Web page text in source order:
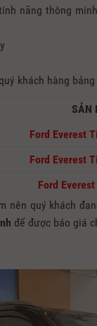
năng thông
khách hàng
SẢN
Ford Everest
Ford Everest
Ford
nên quý khách
để được báo giá